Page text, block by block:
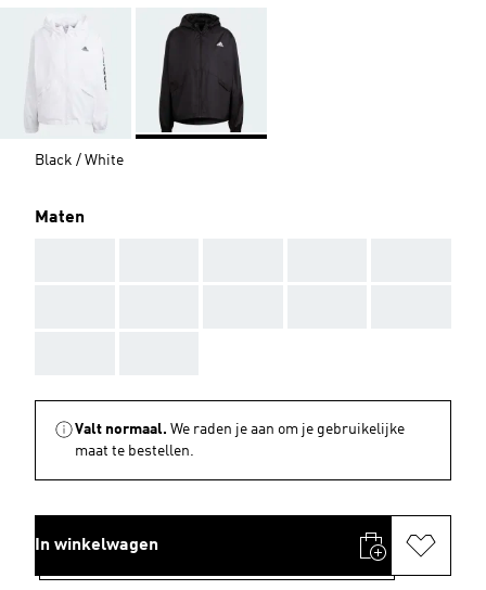
Black / White
Maten
Valt normaal. We raden je aan om je gebruikelijke
maat te bestellen.
In winkelwagen